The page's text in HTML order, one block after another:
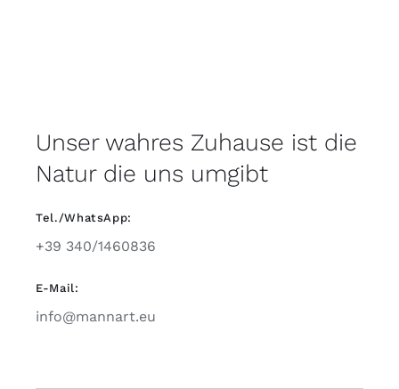
Unser wahres Zuhause ist die
Natur die uns umgibt
Tel./WhatsApp:
+39 340/1460836
E-Mail:
info@mannart.eu